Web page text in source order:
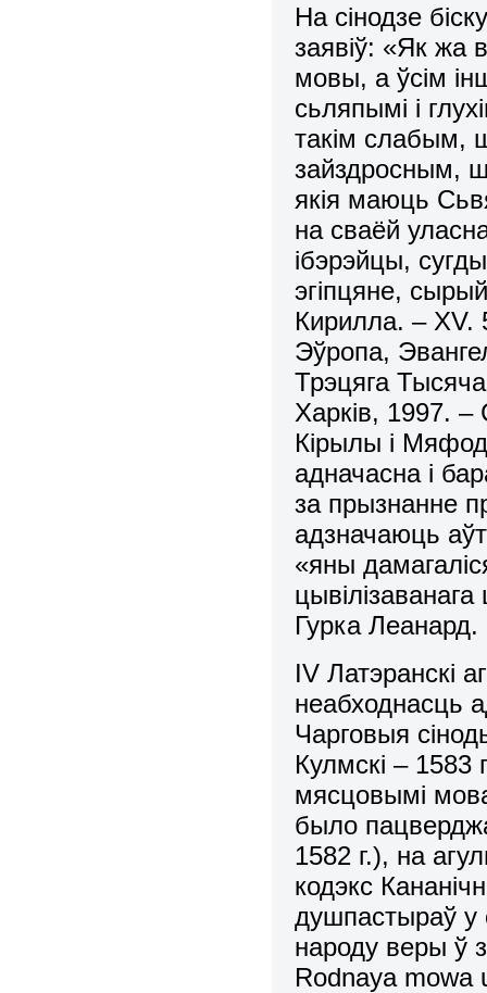
На сiнодзе
заявiў: «Як жа
мовы, а ўсiм
сьляпымi i
такiм слабым,
зайздросным,
якiя маюць
на сваёй
iбэрэйцы,
эгiпцяне,
Кирилла. – ХV.
Эўропа,
Трэцяга
Харків, 1997.
Кiрылы i
адначасна i
за прызнанне
адзначаюць
«яны
цывiлiзаванага
Гурка
IV Латэранскi
неабходнасць
Чарговыя
Кулмскi – 1583
мясцовымi
было
1582 г.), на
кодэкс
душпастыраў у
народу веры ў
Rodnaya mowa